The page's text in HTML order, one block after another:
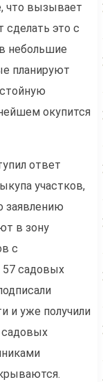
что вызывает
сделать это с
небольшие
планируют
окупится
ответ
участков,
заявлению
в зону
с
садовых
и уже получили